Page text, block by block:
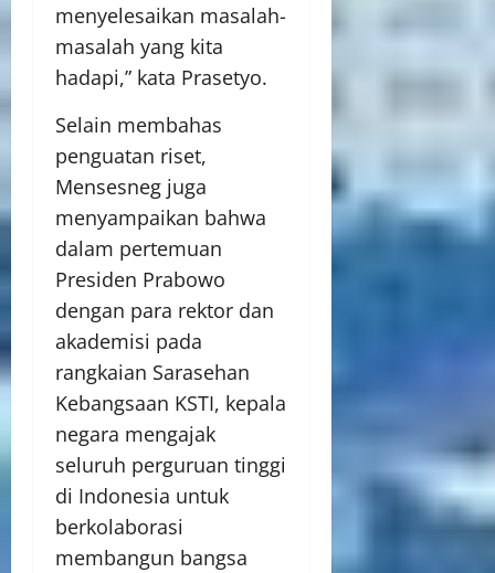
menyelesaikan masalah-
masalah yang kita
hadapi,” kata Prasetyo.
Selain membahas
penguatan riset,
Mensesneg juga
menyampaikan bahwa
dalam pertemuan
Presiden Prabowo
dengan para rektor dan
akademisi pada
rangkaian Sarasehan
Kebangsaan KSTI, kepala
negara mengajak
seluruh perguruan tinggi
di Indonesia untuk
berkolaborasi
membangun bangsa